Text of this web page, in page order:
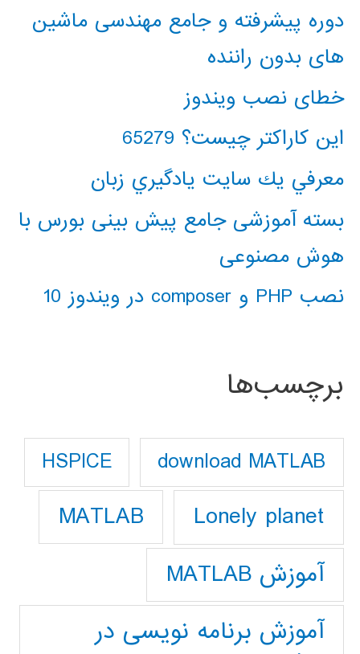
دوره پیشرفته و جامع مهندسی ماشین
های بدون راننده
خطای نصب ویندوز
این کاراکتر چیست؟ 65279
معرفي يك سايت يادگيري زبان
بسته آموزشی جامع پیش بینی بورس با
هوش مصنوعی
نصب PHP و composer در ویندوز 10
برچسب‌ها
download MATLAB
HSPICE
Lonely planet
MATLAB
آموزش MATLAB
آموزش برنامه نویسی در